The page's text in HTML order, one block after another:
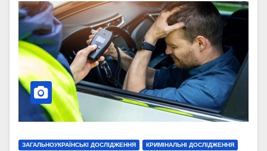
ЗАГАЛЬНОУКРАЇНСЬКІ ДОСЛІДЖЕННЯ КРИМІНАЛЬНІ ДОСЛІДЖЕННЯ